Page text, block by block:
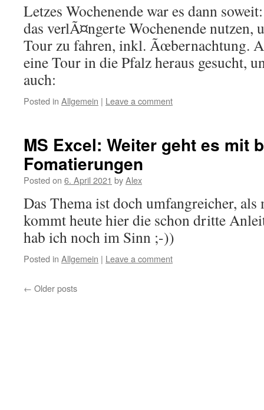
Letzes Wochenende war es dann
das verlÃ¤ngerte Wochenende nutzen,
Tour zu fahren, inkl. Ãœbernachtung.
eine Tour in die Pfalz heraus gesucht,
auch:
Posted in Allgemein | Leave a comment
MS Excel: Weiter geht es mit
Fomatierungen
Posted on 6. April 2021 byAlex
Das Thema ist doch umfangreicher, als
kommt heute hier die schon dritte
hab ich noch im Sinn ;-))
Posted in Allgemein | Leave a comment
← Older posts